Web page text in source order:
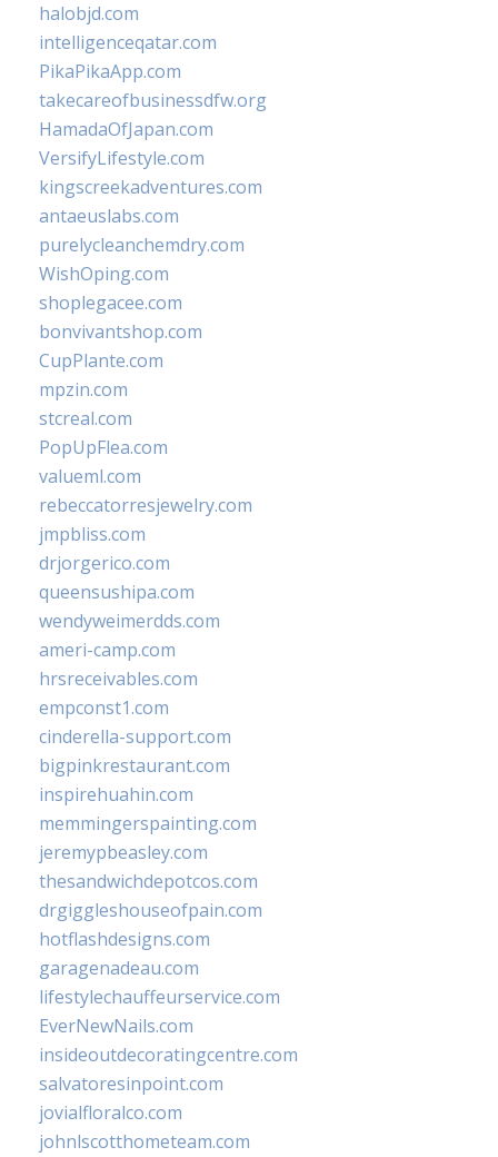
halobjd.com
intelligenceqatar.com
PikaPikaApp.com
takecareofbusinessdfw.org
HamadaOfJapan.com
VersifyLifestyle.com
kingscreekadventures.com
antaeuslabs.com
purelycleanchemdry.com
WishOping.com
shoplegacee.com
bonvivantshop.com
CupPlante.com
mpzin.com
stcreal.com
PopUpFlea.com
valueml.com
rebeccatorresjewelry.com
jmpbliss.com
drjorgerico.com
queensushipa.com
wendyweimerdds.com
ameri-camp.com
hrsreceivables.com
empconst1.com
cinderella-support.com
bigpinkrestaurant.com
inspirehuahin.com
memmingerspainting.com
jeremypbeasley.com
thesandwichdepotcos.com
drgiggleshouseofpain.com
hotflashdesigns.com
garagenadeau.com
lifestylechauffeurservice.com
EverNewNails.com
insideoutdecoratingcentre.com
salvatoresinpoint.com
jovialfloralco.com
johnlscotthometeam.com